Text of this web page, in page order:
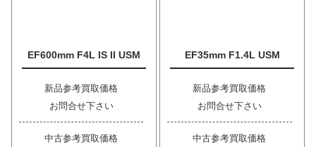
EF600mm F4L IS II USM
新品参考買取価格
お問合せ下さい
中古参考買取価格
EF35mm F1.4L USM
新品参考買取価格
お問合せ下さい
中古参考買取価格